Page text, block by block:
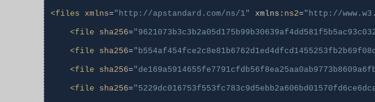
<files xmlns= "http://apstandard.com/ns/1" xmlns: ns2= "http://
<file sha256=
<file sha256=
<file sha256=
<file sha256=